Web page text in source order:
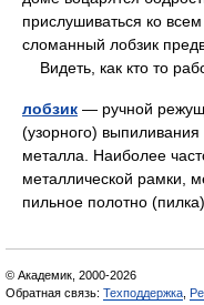
прислушиваться ко
сломанный лобзик
Видеть, как кто то
лобзик — ручной
(узорного)
металла. Наиболее
металлической рамки,
пильное полотно
© Академик, 2000-2026
Обратная связь: Техподдержка